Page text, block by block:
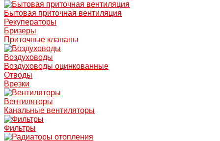
Бытовая приточная вентиляция
Рекуператоры
Бризеры
Приточные клапаны
Воздуховоды
Воздуховоды оцинкованные
Отводы
Врезки
Вентиляторы
Канальные вентиляторы
Фильтры